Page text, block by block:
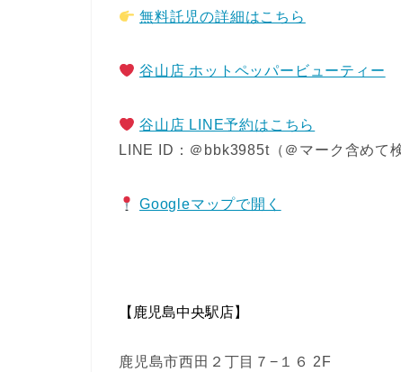
無料託児の詳細はこちら
谷山店 ホットペッパービューティー
谷山店 LINE予約はこちら
LINE ID：＠bbk3985t（＠マーク含めて
Googleマップで開く
【鹿児島中央駅店】
鹿児島市西田２丁目７−１６ 2F